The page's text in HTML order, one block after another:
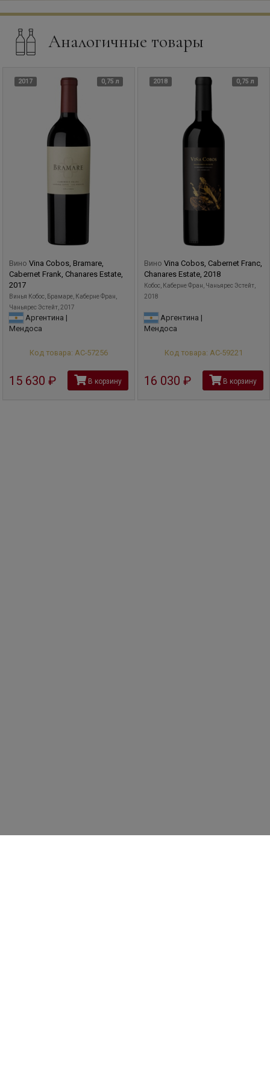
Аналогичные товары
2017 0,75 л
Вино Vina Cobos, Bramare,
Cabernet Frank, Chanares Estate,
2017
Винья Кобос, Брамаре, Каберне Фран,
Чаньярес Эстейт, 2017
Аргентина |
Мендоса
Код товара: АС-57256
15 630 руб В корзину
2018 0,75 л
Вино Vina Cobos, Cabernet Franc,
Chanares Estate, 2018
Кобос, Каберне Фран, Чаньярес Эстейт,
2018
Аргентина |
Мендоса
Код товара: АС-59221
16 030 руб В корзину